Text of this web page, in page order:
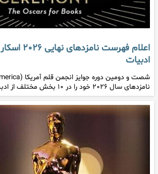
اعلام فهرست نامزدهای نهایی ۲۰۲۶ اسکار
ادبیات
نامزدهای سال ۲۰۲۶ خود را در ۱۰ بخش مختلف از ادبیات داستانی…